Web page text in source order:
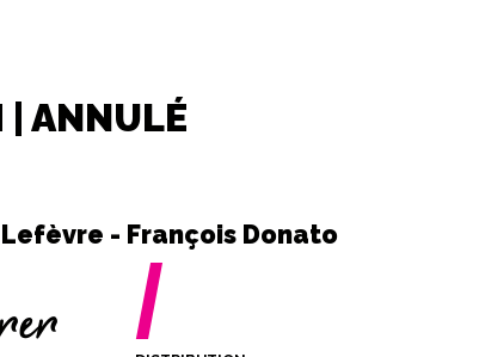
| ANNULÉ
- François Donato
/